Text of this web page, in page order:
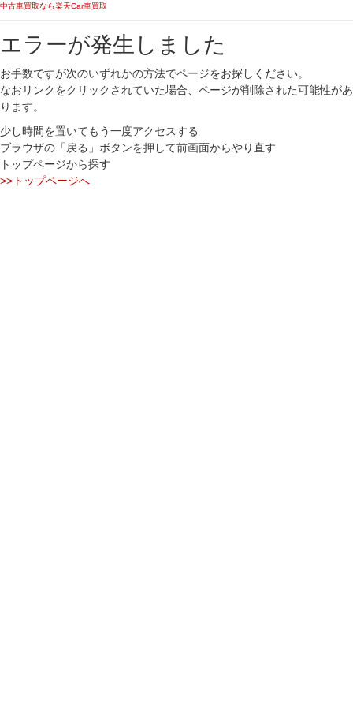
中古車買取なら楽天Car車買取
エラーが発生しました
お手数ですが次のいずれかの方法でページをお探しください。
なおリンクをクリックされていた場合、ページが削除された可能性があ
ります。
少し時間を置いてもう一度アクセスする
ブラウザの「戻る」ボタンを押して前画面からやり直す
トップページから探す
>>トップページへ